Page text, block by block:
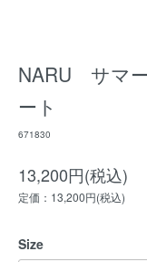
NARU サマ
ート
671830
13,200円(税込)
定価：13,200円(税込)
Size